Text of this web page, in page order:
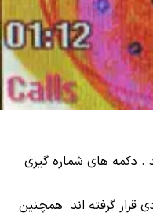
. دکمه های شماره گیری
قرار گرفته اند همچنین